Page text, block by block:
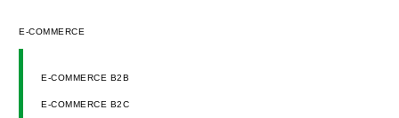
E-COMMERCE
E-COMMERCE B2B
E-COMMERCE B2C